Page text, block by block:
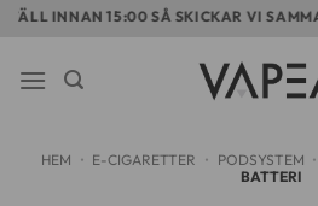
Skip
content
INNAN 15:00 SÅ SKICKAR VI SAMMA
HEM • E-CIGARETTER • PODSYSTEM •
BATTERI